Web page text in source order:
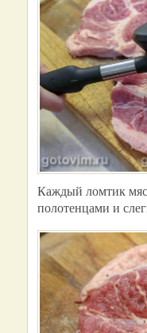
Каждый ломтик
полотенцами и